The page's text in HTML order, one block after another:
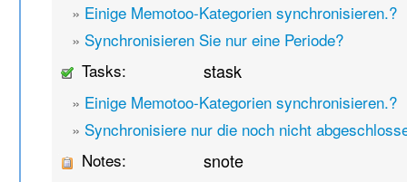
» Einige Memotoo-Kategorien synchronisieren.?
» Synchronisieren Sie nur eine Periode?
Tasks:
stask
» Einige Memotoo-Kategorien synchronisieren.?
» Synchronisiere nur die noch nicht
Notes:
snote